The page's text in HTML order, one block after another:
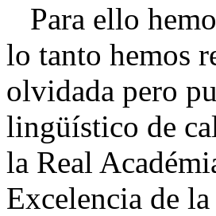
Para ello
lo tanto hemos
olvidada pero
lingüístico de
la Real
Excelencia de